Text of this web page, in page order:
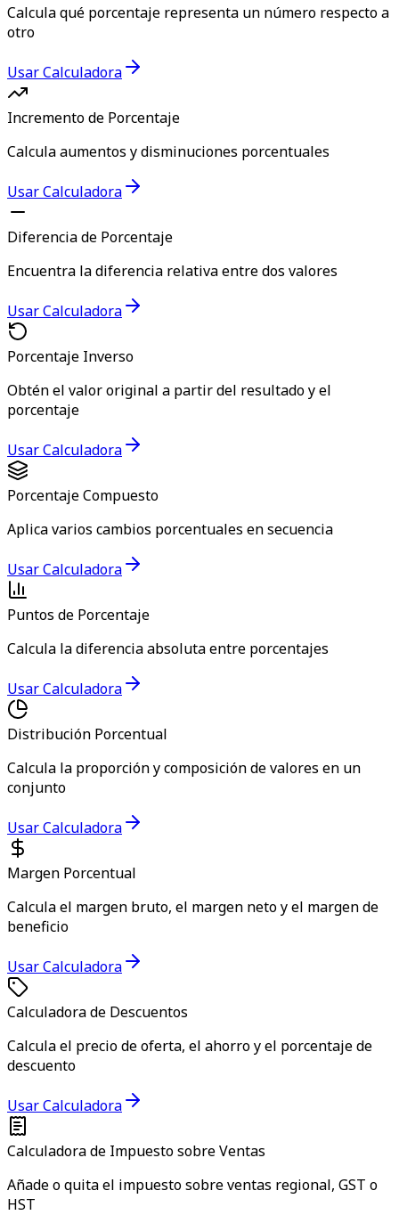
Calcula qué porcentaje representa un número respecto a
otro
Usar Calculadora
Incremento de Porcentaje
Calcula aumentos y disminuciones porcentuales
Usar Calculadora
Diferencia de Porcentaje
Encuentra la diferencia relativa entre dos valores
Usar Calculadora
Porcentaje Inverso
Obtén el valor original a partir del resultado y el
porcentaje
Usar Calculadora
Porcentaje Compuesto
Aplica varios cambios porcentuales en secuencia
Usar Calculadora
Puntos de Porcentaje
Calcula la diferencia absoluta entre porcentajes
Usar Calculadora
Distribución Porcentual
Calcula la proporción y composición de valores en un
conjunto
Usar Calculadora
Margen Porcentual
Calcula el margen bruto, el margen neto y el margen de
beneficio
Usar Calculadora
Calculadora de Descuentos
Calcula el precio de oferta, el ahorro y el porcentaje de
descuento
Usar Calculadora
Calculadora de Impuesto sobre Ventas
Añade o quita el impuesto sobre ventas regional, GST o
HST